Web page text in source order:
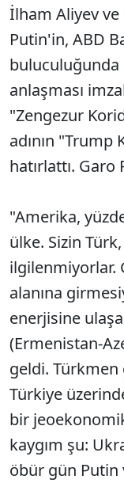
İlham Aliyev ve
Putin'in, ABD
buluculuğunda
anlaşması
"Zengezur
adının
hatırlattı. Garo
"Amerika,
ülke. Sizin
ilgilenmiyorlar.
alanına
enerjisine
(Ermenistan-
geldi. Türkmen
Türkiye
bir
kaygım şu:
öbür gün Putin